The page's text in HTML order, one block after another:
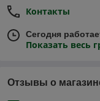
Контакты
Сегодня
Показать весь
Отзывы о